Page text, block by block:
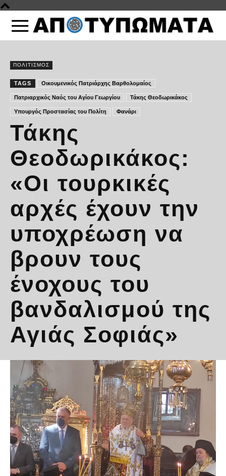
ΠΟΛΙΤΙΣΜΟΣ
TAGS Οικουμενικός Πατριάρχης Βαρθολομαίος
Πατριαρχικός Ναός του Αγίου Γεωργίου Τάκης Θεοδωρικάκος
Υπουργός Προστασίας του Πολίτη Φανάρι
Τάκης
Θεοδωρικάκος:
«Οι τουρκικές
αρχές έχουν την
υποχρέωση να
βρουν τους
ένοχους του
βανδαλισμού της
Αγιάς Σοφιάς»